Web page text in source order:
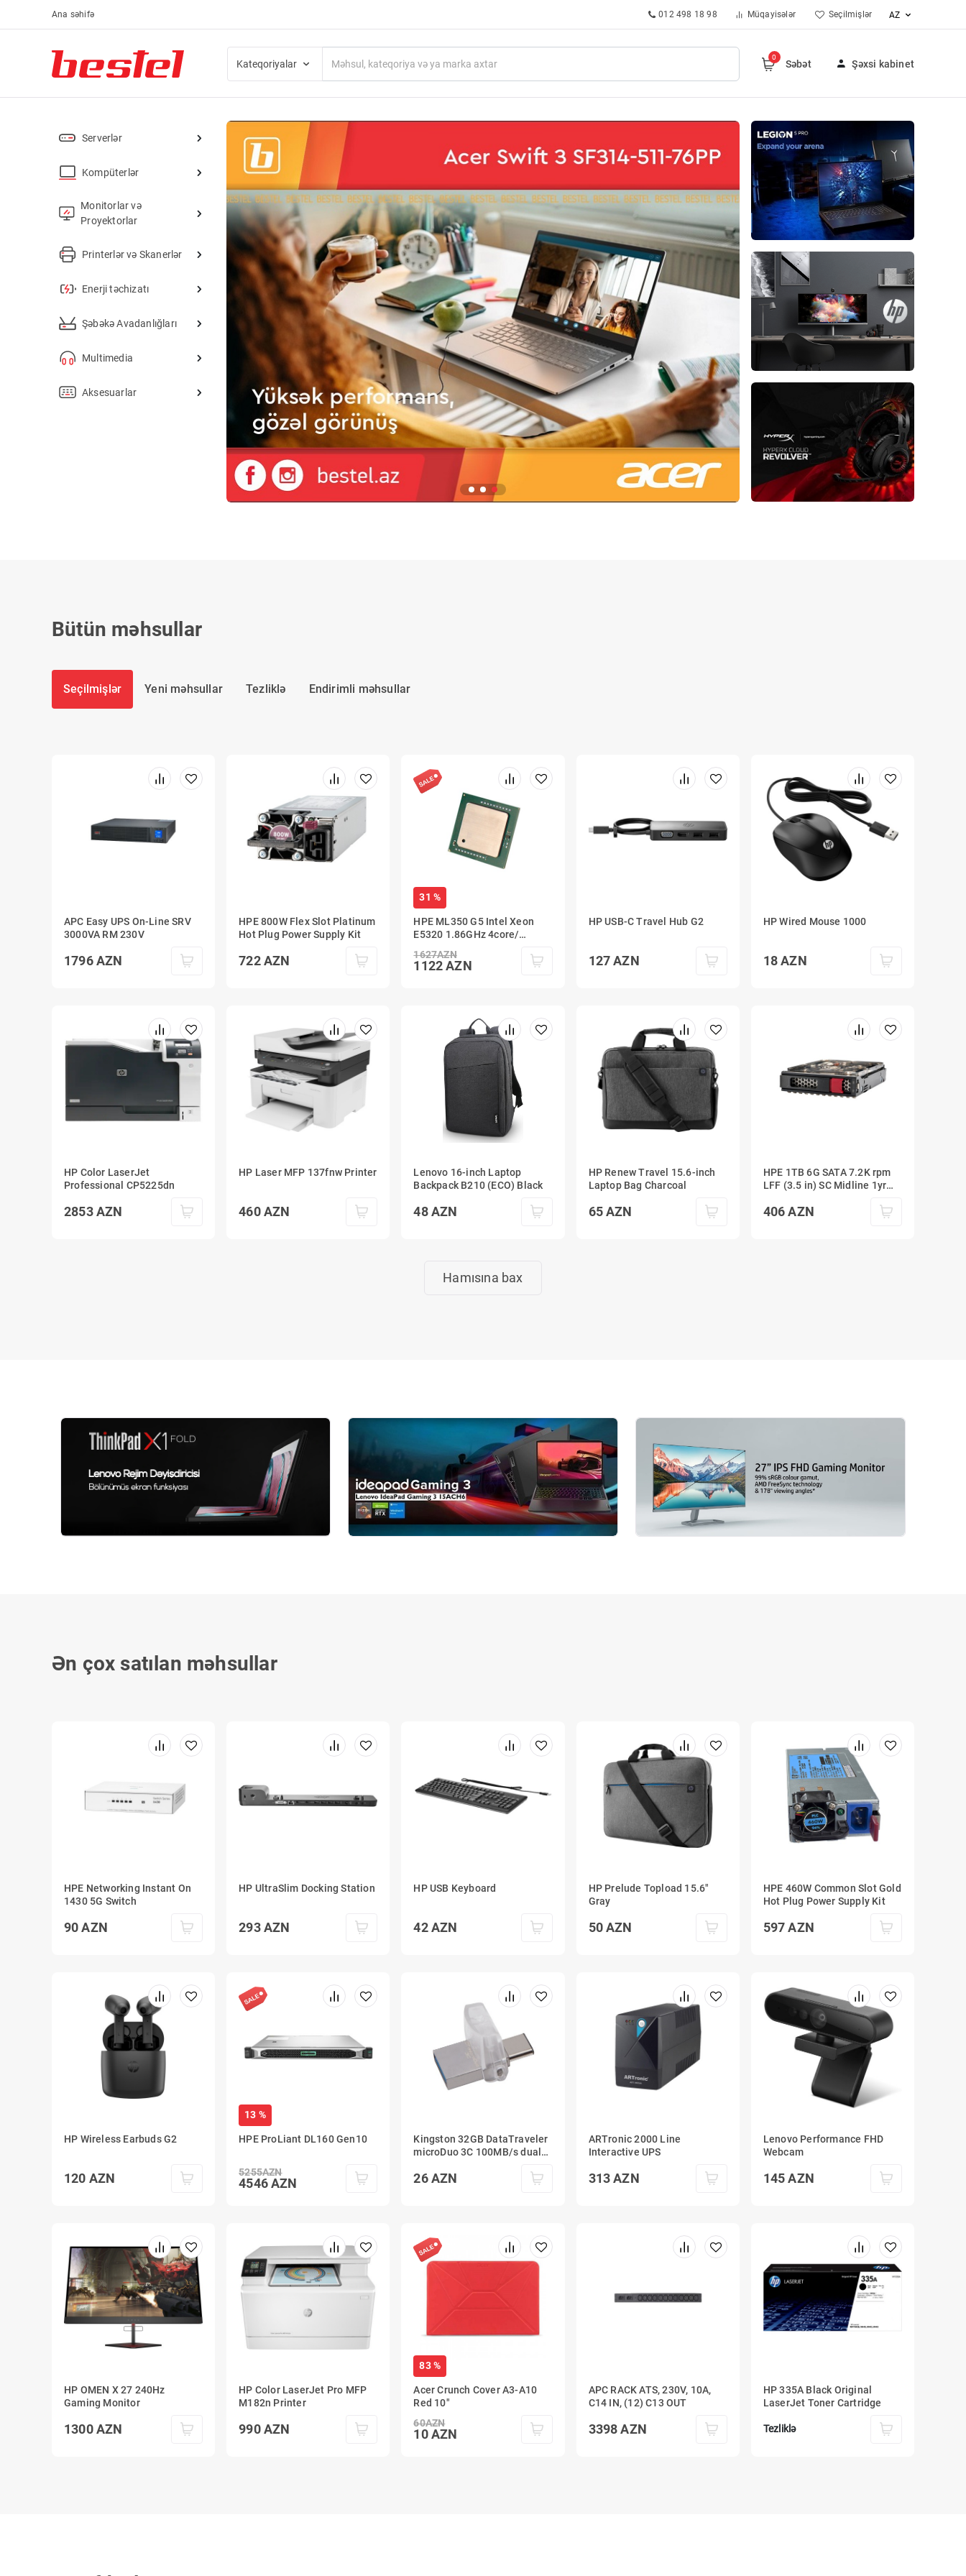
Ana səhifə 012 498 18 98 Müqayisələr Seçilmişlər AZ
Kateqoriyalar
0
Səbət Şəxsi kabinet
Serverlər
Kompüterlər
Monitorlar və
Proyektorlar
Printerlər və Skanerlər
Enerji təchizatı
Şəbəkə Avadanlığları
Multimedia
Aksesuarlar
Bütün məhsullar
Seçilmişlər Yeni məhsullar Tezliklə Endirimli məhsullar
APC Easy UPS On-Line SRV
3000VA RM 230V
1796AZN
HPE 800W Flex Slot Platinum
Hot Plug Power Supply Kit
722 AZN
31 %
HPE ML350 G5 Intel Xeon
E5320 1.86GHz 4core/
1627AZN
1122AZN
HP USB-C Travel Hub G2
127AZN
HP Wired Mouse 1000
18AZN
HP Color LaserJet
Professional CP5225dn
2853AZN
HP Laser MFP 137fnw Printer
460 AZN
Lenovo 16-inch Laptop
Backpack B210 (ECO) Black
48 AZN
HP Renew Travel 15.6-inch
Laptop Bag Charcoal
65AZN
HPE 1TB 6G SATA 7.2K rpm
LFF (3.5 in) SC Midline 1yr
406 AZN
Hamısına bax
Ən çox satılan məhsullar
HPE Networking Instant On
1430 5G Switch
90 AZN
HP UltraSlim Docking Station
293 AZN
HP USB Keyboard
42 AZN
HP Prelude Topload 15.6"
Gray
50AZN
HPE 460W Common Slot Gold
Hot Plug Power Supply Kit
597 AZN
HP Wireless Earbuds G2
120 AZN
13 %
HPE ProLiant DL160 Gen10
5255AZN
4546AZN
Kingston 32GB DataTraveler
microDuo 3C 100MB/s dual
26 AZN
ARTronic 2000 Line
Interactive UPS
313AZN
Lenovo Performance FHD
Webcam
145 AZN
HP OMEN X 27 240Hz
Gaming Monitor
1300AZN
HP Color LaserJet Pro MFP
M182n Printer
990 AZN
83 %
Acer Crunch Cover A3-A10
Red 10"
60AZN
10 AZN
APC RACK ATS, 230V, 10A,
C14 IN, (12) C13 OUT
3398 AZN
HP 335A Black Original
LaserJet Toner Cartridge
Tezliklə